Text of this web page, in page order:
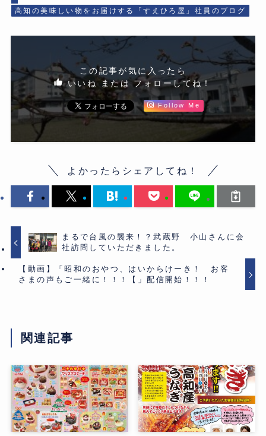
高知の美味しい物をお届けする「すえひろ屋」社員のブログ
この記事が気に入ったら
いいね または フォローしてね！
Follow Me
よかったらシェアしてね！
まるで台風の襲来！？武蔵野 小山さんに会
社訪問していただきました。
【動画】「昭和のおやつ、はいからけーき！ お客
さまの声もご一緒に！！！【」配信開始！！！
関連記事